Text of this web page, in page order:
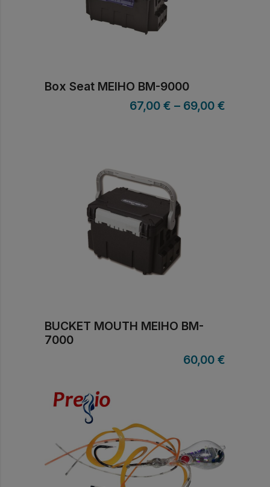
Box Seat MEIHO BM-9000
67,00 € – 69,00 €
BUCKET MOUTH MEIHO BM-
7000
60,00 €